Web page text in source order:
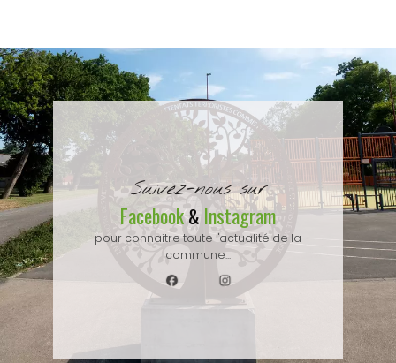
Suivez-nous sur
Facebook& Instagram
pour connaitre toute l'actualité de la
commune...